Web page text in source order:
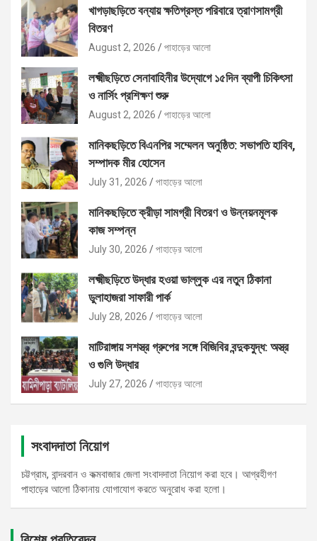
খাগড়াছড়িতে বন্যায় ক্ষতিগ্রস্ত পরিবারে ত্রাণসামগ্রী
বিতরণ
August 2, 2026 পাহাড়ের আলো
লক্ষ্মীছড়িতে সেনাবাহিনীর উদ্যোগে ১৫দিন ব্যাপী চিকিৎসা
ও নার্সিং প্রশিক্ষণ শুরু
August 2, 2026 পাহাড়ের আলো
মানিকছড়িতে বিএনপির সম্মেলন অনুষ্ঠিত: সভাপতি হাবিব,
সম্পাদক মীর হোসেন
July 31, 2026 পাহাড়ের আলো
মানিকছড়িতে ক্রীড়া সামগ্রী বিতরণ ও উন্নয়নমূলক
কাজ সম্পন্ন
July 30, 2026 পাহাড়ের আলো
লক্ষ্মীছড়িতে উদ্ধার হওয়া ভাল্লুক এর নতুন ঠিকানা
ডুলাহাজরা সাফারী পার্ক
July 28, 2026 পাহাড়ের আলো
মাটিরাঙ্গায় সশস্ত্র গ্রুপের সঙ্গে বিজিবির বন্দুকযুদ্ধ: অস্ত্র
ও গুলি উদ্ধার
July 27, 2026 পাহাড়ের আলো
সংবাদদাতা নিয়োগ
চট্টগ্রাম, বান্দরবান ও কক্মবাজার জেলা সংবাদদাতা নিয়োগ করা হবে। আগ্রহীগণ
পাহাড়ের আলো ঠিকানায় যোগাযোগ করতে অনুরোধ করা হলো।